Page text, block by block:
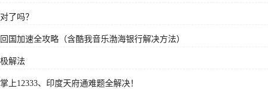
了吗？
国加速全攻略（含酷我音乐渤海银行解决方法）
解法
上12333、印度天府通难题全解决！